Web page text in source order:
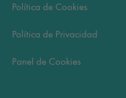
Política de Cookies
Política de Privacidad
Panel de Cookies